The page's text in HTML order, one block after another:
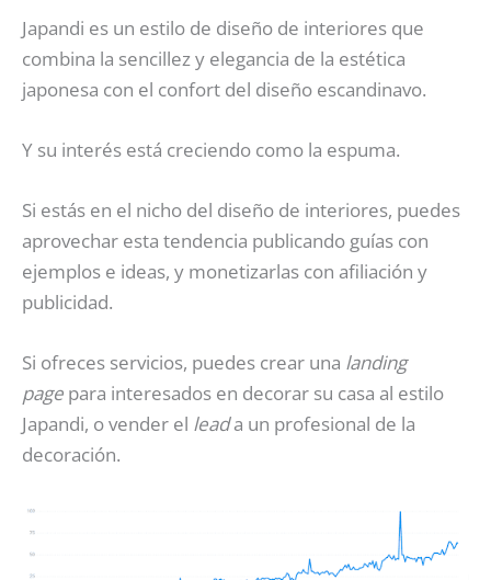
Japandi es un estilo de diseño de interiores que
combina la sencillez y elegancia de la estética
japonesa con el confort del diseño escandinavo.
Y su interés está creciendo como la espuma.
Si estás en el nicho del diseño de interiores, puedes
aprovechar esta tendencia publicando guías con
ejemplos e ideas, y monetizarlas con afiliación y
publicidad.
Si ofreces servicios, puedes crear una landing
page para interesados en decorar su casa al estilo
Japandi, o vender el leada un profesional de la
decoración.